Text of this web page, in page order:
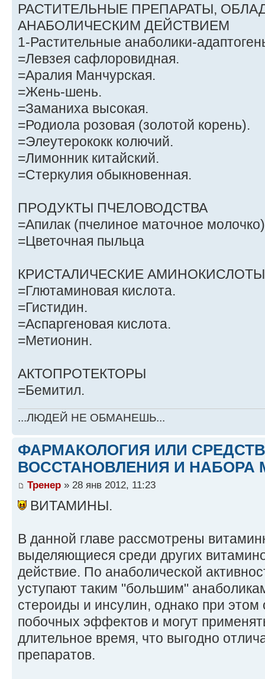
РАСТИТЕЛЬНЫЕ ПРЕПАРАТЫ,
АНАБОЛИЧЕСКИМ ДЕЙСТВИЕМ
1-Растительные анаболики-
=Левзея сафлоровидная.
=Аралия Манчурская.
=Жень-шень.
=Заманиха высокая.
=Родиола розовая (золотой корень).
=Элеутерококк колючий.
=Лимонник китайский.
=Стеркулия обыкновенная.
ПРОДУКТЫ ПЧЕЛОВОДСТВА
=Апилак (пчелиное маточное молочко)
=Цветочная пыльца
КРИСТАЛИЧЕСКИЕ
=Глютаминовая кислота.
=Гистидин.
=Аспаргеновая кислота.
=Метионин.
АКТОПРОТЕКТОРЫ
=Бемитил.
...ЛЮДЕЙ НЕ ОБМАНЕШЬ...
ФАРМАКОЛОГИЯ ИЛИ
ВОССТАНОВЛЕНИЯ И НАБОРА
Тренер » 28 янв 2012, 11:23
ВИТАМИНЫ.
В данной главе рассмотрены
выделяющиеся среди других
действие. По анаболической
уступают таким "большим"
стероиды и инсулин, однако при этом
побочных эффектов и могут
длительное время, что выгодно
препаратов.